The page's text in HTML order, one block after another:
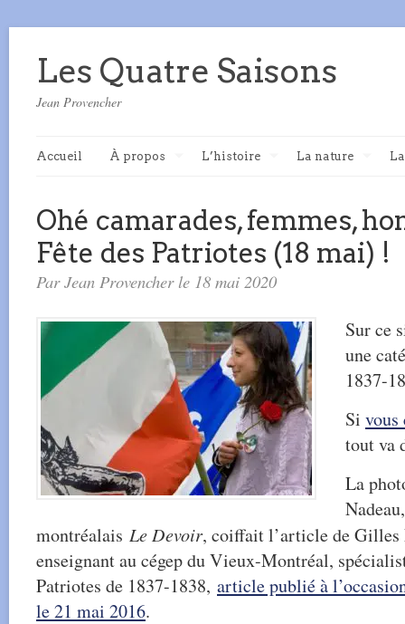
Les Quatre Saisons
Jean Provencher
Accueil À propos L’histoire La nature
Ohé camarades, femmes,
Fête des Patriotes (18 mai) !
Par Jean Provencher le 18 mai 2020
Sur ce
une
1837-
Si vous
tout va
La
montréalais Le Devoir, coiffait l’article de
enseignant au cégep du Vieux-Montréal,
Patriotes de 1837-1838, article publié à
le 21 mai 2016.